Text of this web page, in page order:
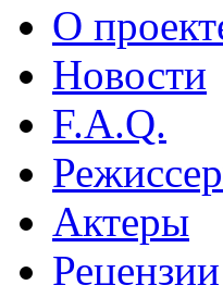
О
Новости
F.A.Q.
Актеры
Рецензии